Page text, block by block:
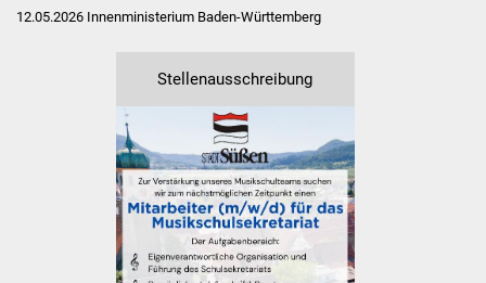
Beirat Süßener Vereine
Sportanlagen
Tourismus
Erlebnisregion
12.05.2026 Innenministerium Baden-Württemberg
Stellenausschreibung